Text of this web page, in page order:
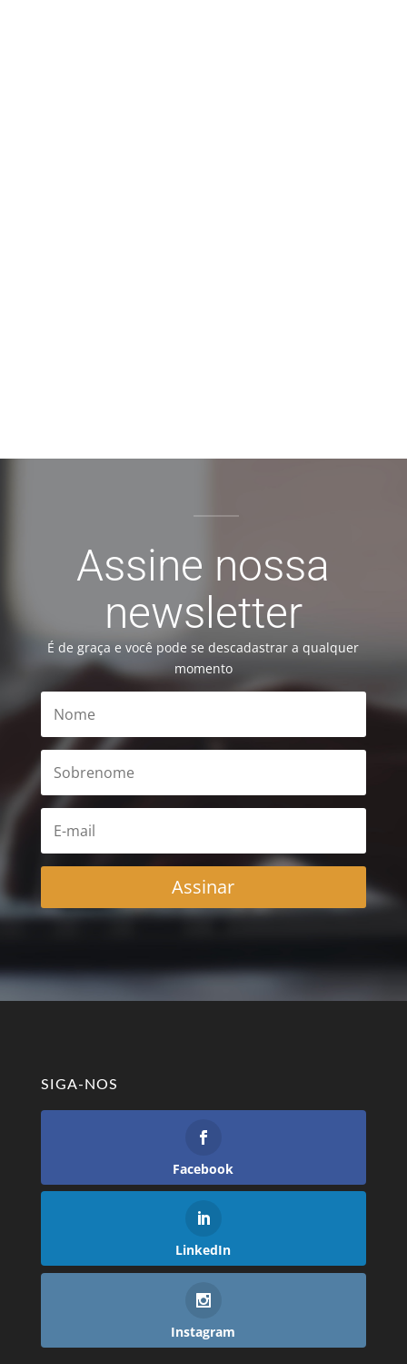
Assine nossa
newsletter
É de graça e você pode se descadastrar a qualquer
momento
Assinar
SIGA-NOS
Facebook
LinkedIn
Instagram